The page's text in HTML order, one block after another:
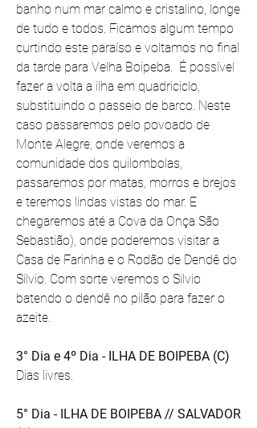
banho num mar calmo e cristalino, longe
de tudo e todos. Ficamos algum tempo
curtindo este paraíso e voltamos no final
da tarde para Velha Boipeba.  É possível
fazer a volta a ilha em quadriciclo,
substituindo o passeio de barco. Neste
caso passaremos pelo povoado de
Monte Alegre, onde veremos a
comunidade dos quilombolas,
passaremos por matas, morros e brejos
e teremos lindas vistas do mar. E
chegaremos até a Cova da Onça São
Sebastião), onde poderemos visitar a
Casa de Farinha e o Rodão de Dendê do
Silvio. Com sorte veremos o Silvio
batendo o dendê no pilão para fazer o
azeite.
3° Dia e 4º Dia - ILHA DE BOIPEBA (C)
Dias livres.
5° Dia - ILHA DE BOIPEBA // SALVADOR